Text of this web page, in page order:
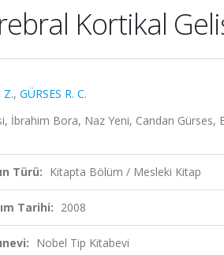
Kortikal
Z., GÜRSES R. C.
İbrahim Bora, Naz Yeni, Candan
Türü: Kitapta Bölüm / Mesleki Kitap
Tarihi: 2008
Nobel Tip Kitabevi